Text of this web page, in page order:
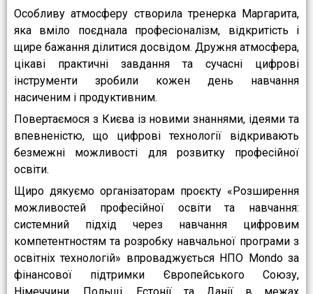
Особливу атмосферу створила тренерка Маргарита,
яка вміло поєднала професіоналізм, відкритість і
щире бажання ділитися досвідом. Дружня атмосфера,
цікаві практичні завдання та сучасні цифрові
інструменти зробили кожен день навчання
насиченим і продуктивним.
Повертаємося з Києва із новими знаннями, ідеями та
впевненістю, що цифрові технології відкривають
безмежні можливості для розвитку професійної
освіти.
Щиро дякуємо організаторам проєкту «Розширення
можливостей професійної освіти та навчання:
системний підхід через навчання цифровим
компетентностям та розробку навчальної програми з
освітніх технологій» впроваджується НПО Mondo за
фінансової підтримки Європейського Союзу,